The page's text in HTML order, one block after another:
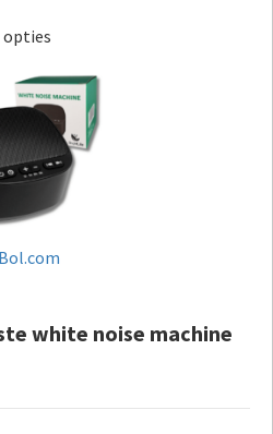
Bol.com
white noise machine